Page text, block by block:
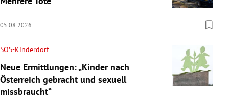
05.08.2026
SOS-Kinderdorf
Neue Ermittlungen: „Kinder nach
Österreich gebracht und sexuell
missbraucht“